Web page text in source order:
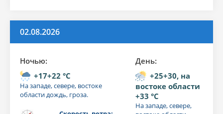
02.08.2026
Ночью:
+17+22 °C
На западе, севере, востоке
области дождь, гроза.
День:
+25+30, на
востоке области
+33 °C
На западе, севере,